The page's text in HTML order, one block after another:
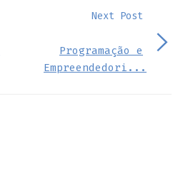
Next Post
Programação e
Empreendedori...